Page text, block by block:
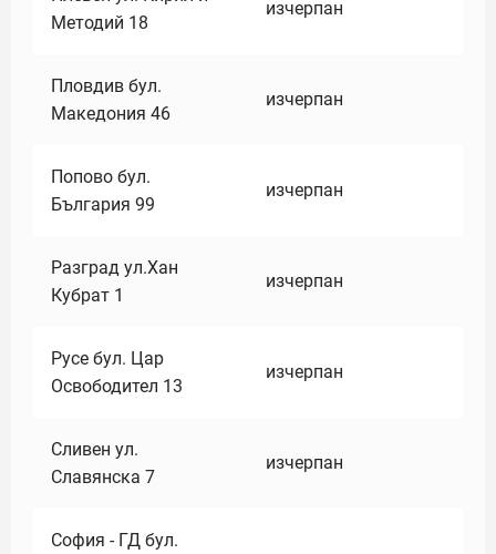
Методий 18
изчерпан
Пловдив бул.
Македония 46
изчерпан
Попово бул.
България 99
изчерпан
Разград ул.Хан
Кубрат 1
изчерпан
Русе бул. Цар
Освободител 13
изчерпан
Сливен ул.
Славянска 7
изчерпан
София - ГД бул.